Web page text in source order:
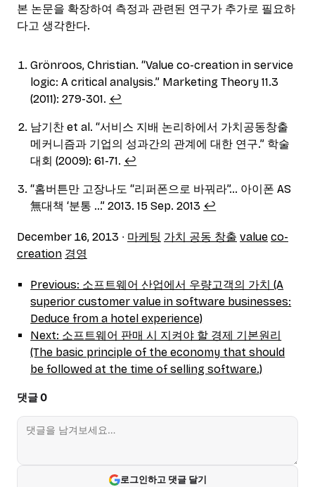
본 논문을 확장하여 측정과 관련된 연구가 추가로 필요하
다고 생각한다.
Grönroos, Christian. “Value co-creation in service
logic: A critical analysis.” Marketing Theory 11.3
(2011): 279-301. ↩︎
남기찬 et al. “서비스 지배 논리하에서 가치공동창출
메커니즘과 기업의 성과간의 관계에 대한 연구.” 학술
대회 (2009): 61-71. ↩︎
“홈버튼만 고장나도 “리퍼폰으로 바꿔라”… 아이폰 AS
無대책 ‘분통 …” 2013. 15 Sep. 2013 ↩︎
December 16, 2013 ∙ 마케팅 가치 공동 창출 value co-
creation 경영
Previous: 소프트웨어 산업에서 우량고객의 가치 (A
superior customer value in software businesses:
Deduce from a hotel experience)
Next: 소프트웨어 판매 시 지켜야 할 경제 기본원리
(The basic principle of the economy that should
be followed at the time of selling software.)